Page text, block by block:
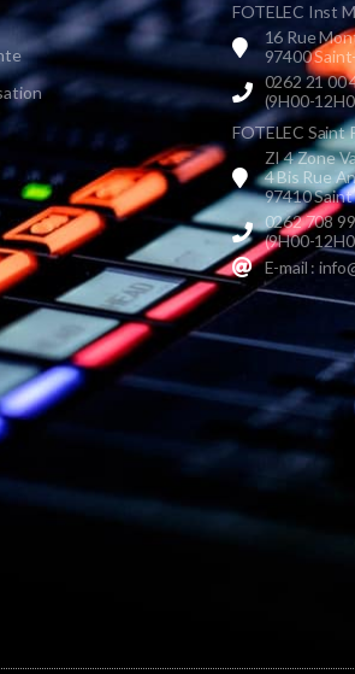
FOTELEC Inst
16 Rue
97400
0262 21 00
(9H00-
FOTELEC Saint
ZI 4 Zone
4 Bis Rue
97410
0262 708
(9H00-
E-mail :